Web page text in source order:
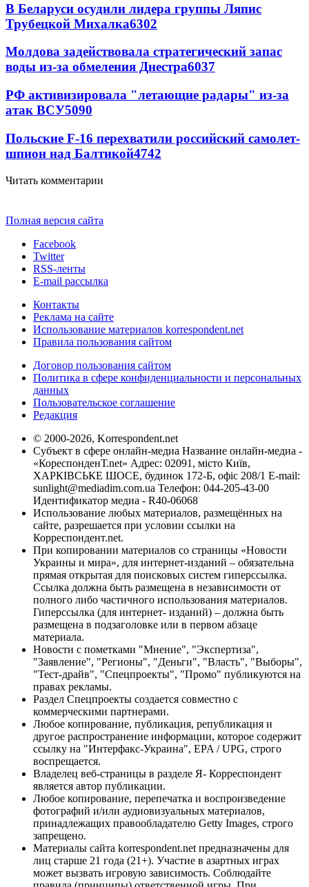
В Беларуси осудили лидера группы Ляпис
Трубецкой Михалка6302
Молдова задействовала стратегический запас
воды из-за обмеления Днестра6037
РФ активизировала "летающие радары" из-за
атак ВСУ5090
Польские F-16 перехватили российский самолет-
шпион над Балтикой4742
Читать комментарии
Полная версия сайта
Facebook
Twitter
RSS-ленты
E-mail рассылка
Контакты
Реклама на сайте
Использование материалов korrespondent.net
Правила пользования сайтом
Договор пользования сайтом
Политика в сфере конфиденциальности и персональных
данных
Пользовательское соглашение
Редакция
© 2000-2026, Korrespondent.net
Субъект в сфере онлайн-медиа Название онлайн-медиа -
«КореспонденТ.net» Адрес: 02091, місто Київ,
ХАРКІВСЬКЕ ШОСЕ, будинок 172-Б, офіс 208/1 E-mail:
sunlight@mediadim.com.ua Телефон: 044-205-43-00
Идентификатор медиа - R40-06068
Использование любых материалов, размещённых на
сайте, разрешается при условии ссылки на
Корреспондент.net.
При копировании материалов со страницы «Новости
Украины и мира», для интернет-изданий – обязательна
прямая открытая для поисковых систем гиперссылка.
Ссылка должна быть размещена в независимости от
полного либо частичного использования материалов.
Гиперссылка (для интернет- изданий) – должна быть
размещена в подзаголовке или в первом абзаце
материала.
Новости с пометками "Мнение", "Экспертиза",
"Заявление", "Регионы", "Деньги", "Власть", "Выборы",
"Тест-драйв", "Спецпроекты", "Промо" публикуются на
правах рекламы.
Раздел Спецпроекты создается совместно с
коммерческими партнерами.
Любое копирование, публикация, републикация и
другое распространение информации, которое содержит
ссылку на "Интерфакс-Украина", EPA / UPG, строго
воспрещается.
Владелец веб-страницы в разделе Я- Корреспондент
является автор публикации.
Любое копирование, перепечатка и воспроизведение
фотографий и/или аудиовизуальных материалов,
принадлежащих правообладателю Getty Images, строго
запрещено.
Материалы сайта korrespondent.net предназначены для
лиц старше 21 года (21+). Участие в азартных играх
может вызвать игровую зависимость. Соблюдайте